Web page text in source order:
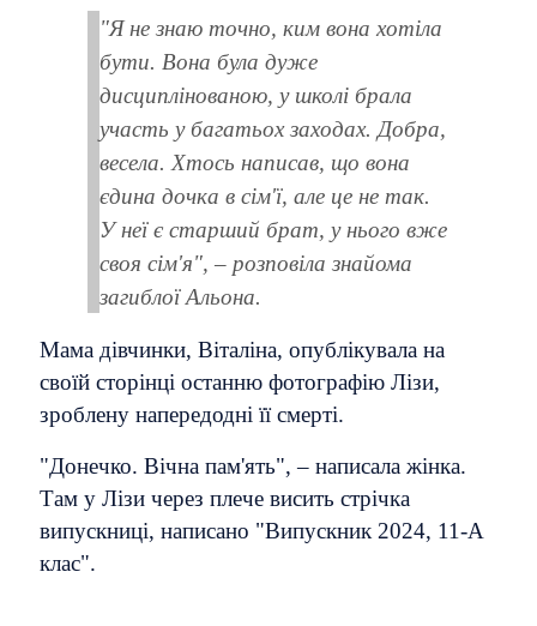
"Я не знаю точно, ким вона хотіла
бути. Вона була дуже
дисциплінованою, у школі брала
участь у багатьох заходах. Добра,
весела. Хтось написав, що вона
єдина дочка в сім'ї, але це не так.
У неї є старший брат, у нього вже
своя сім'я", – розповіла знайома
загиблої Альона.
Мама дівчинки, Віталіна, опублікувала на
своїй сторінці останню фотографію Лізи,
зроблену напередодні її смерті.
"Донечко. Вічна пам'ять", – написала жінка.
Там у Лізи через плече висить стрічка
випускниці, написано "Випускник 2024, 11-А
клас".